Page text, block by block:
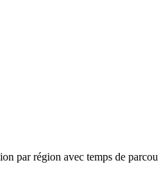
par région avec temps de